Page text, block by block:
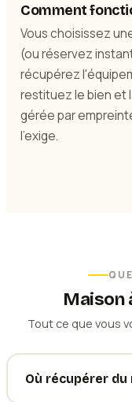
Comment
Vous choisissez
(ou réservez
récupérez
restituez le bien et
gérée par
l'exige.
Maison
Tout ce que vous
Où récupérer du